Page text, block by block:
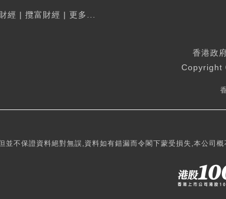
經 | 攬富財經 | 更多...
香港政
Copyright
不保證資料絕對無誤,資料如有錯漏而令閣下蒙受損失,本公司概